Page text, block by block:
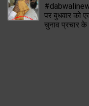
पर बुधवार को
चुनाव प्रचार के